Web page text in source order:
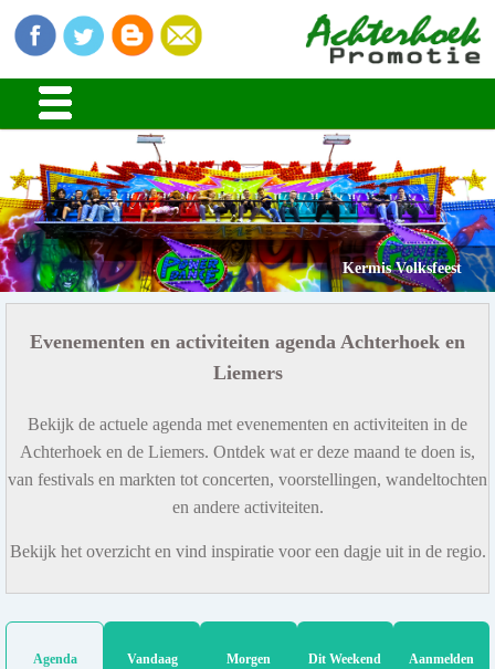
Kermis Volksfeest
Stads en Dorpsfeesten
Evenementen en activiteiten agenda Achterhoek en
Liemers
Bekijk de actuele agenda met evenementen en activiteiten in de
Achterhoek en de Liemers. Ontdek wat er deze maand te doen is,
van festivals en markten tot concerten, voorstellingen, wandeltochten
en andere activiteiten.
Bekijk het overzicht en vind inspiratie voor een dagje uit in de regio.
Agenda Vandaag Morgen Dit Weekend Aanmelden